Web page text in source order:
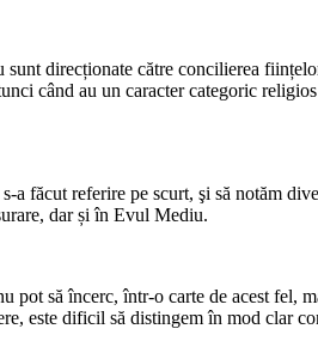
direcționate către concilierea
când au un caracter categoric
făcut referire pe scurt, şi să notăm
dar și în Evul Mediu.
să încerc, într-o carte de acest fel,
este dificil să distingem în mod clar